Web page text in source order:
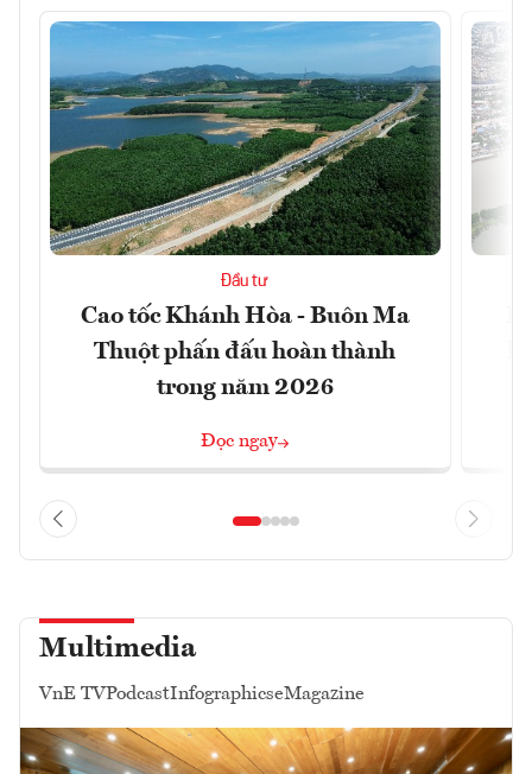
Đầu tư
Cao tốc Khánh Hòa - Buôn Ma
Thuột phấn đấu hoàn thành
trong năm 2026
Đọc ngay
Multimedia
VnE TVPodcastInfographicseMagazine